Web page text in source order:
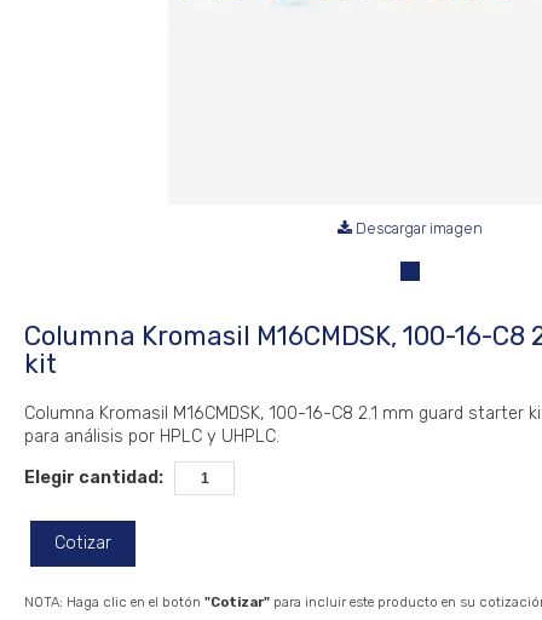
Descargar imagen
Columna Kromasil M16CMDSK, 100-16-
kit
Columna Kromasil M16CMDSK, 100-16-C8 2.1 mm guard
para análisis por HPLC y UHPLC.
Elegir cantidad:
Cotizar
NOTA: Haga clic en el botón "Cotizar" para incluir este producto en su